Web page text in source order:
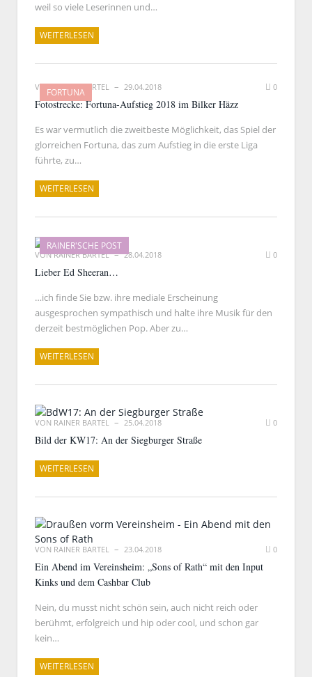
weil so viele Leserinnen und…
WEITERLESEN
FORTUNA
VONRAINER BARTEL 29.04.2018 0
Fotostrecke: Fortuna-Aufstieg 2018 im Bilker Häzz
Es war vermutlich die zweitbeste Möglichkeit, das Spiel der
glorreichen Fortuna, das zum Aufstieg in die erste Liga
führte, zu…
WEITERLESEN
RAINER'SCHE POST
VONRAINER BARTEL 28.04.2018 0
Lieber Ed Sheeran…
…ich finde Sie bzw. ihre mediale Erscheinung
ausgesprochen sympathisch und halte ihre Musik für den
derzeit bestmöglichen Pop. Aber zu…
WEITERLESEN
VON RAINER BARTEL 25.04.2018 0
Bild der KW17: An der Siegburger Straße
WEITERLESEN
VON RAINER BARTEL 23.04.2018 0
Ein Abend im Vereinsheim: „Sons of Rath“ mit den Input
Kinks und dem Cashbar Club
Nein, du musst nicht schön sein, auch nicht reich oder
berühmt, erfolgreich und hip oder cool, und schon gar
kein…
WEITERLESEN